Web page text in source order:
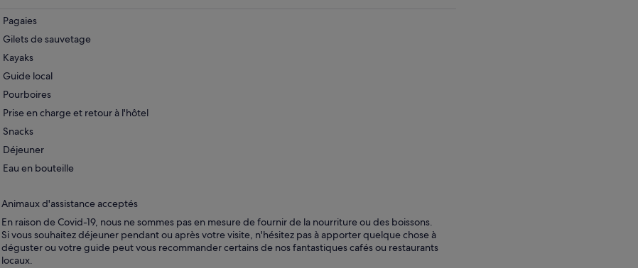
Pagaies
Gilets de sauvetage
Kayaks
Guide local
Pourboires
Prise en charge et retour à l'hôtel
Snacks
Déjeuner
Eau en bouteille
Animaux d'assistance acceptés
En raison de Covid-19, nous ne sommes pas en mesure de fournir de la nourriture ou des boissons.
Si vous souhaitez déjeuner pendant ou après votre visite, n'hésitez pas à apporter quelque chose à
déguster ou votre guide peut vous recommander certains de nos fantastiques cafés ou restaurants
locaux.